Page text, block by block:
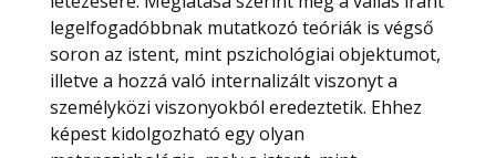
legelfogadóbbnak mutatkozó teóriák is végső
soron az istent, mint pszichológiai objektumot,
illetve a hozzá való internalizált viszonyt a
személyközi viszonyokból eredeztetik. Ehhez
képest kidolgozható egy olyan